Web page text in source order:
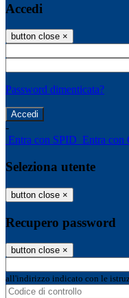
Accedi
button close ×
Password dimenticata?
-
Entra con SPID Entra con
Seleziona utente
button close ×
Recupero password
button close ×
all'indirizzo indicato con le